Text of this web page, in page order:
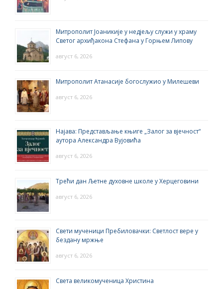
Митрополит Јоаникије у недјељу служи у храму
Светог архиђакона Стефана у Горњем Липову
август 6, 2026
Митрополит Атанасије богослужио у Милешеви
август 6, 2026
Најава: Представљање књиге „Залог за вјечност“
аутора Александра Вујовића
август 6, 2026
Трећи дан Љетне духовне школе у Херцеговини
август 6, 2026
Свети мученици Пребиловачки: Светлост вере у
бездану мржње
август 6, 2026
Света великомученица Христина